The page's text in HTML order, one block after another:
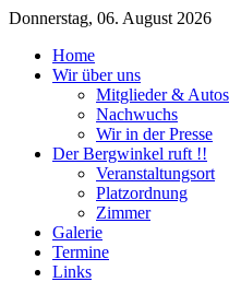
Donnerstag, 06. August 2026
Home
Wir über uns
Mitglieder & Autos
Nachwuchs
Wir in der Presse
Der Bergwinkel ruft !!
Veranstaltungsort
Platzordnung
Zimmer
Galerie
Termine
Links